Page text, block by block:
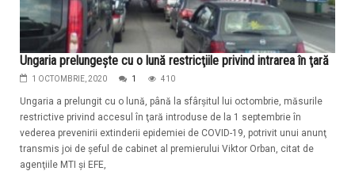
Ungaria prelungeşte cu o lună restricţiile privind intrarea în ţară
1 OCTOMBRIE, 2020 1 410
Ungaria a prelungit cu o lună, până la sfârşitul lui octombrie, măsurile
restrictive privind accesul în ţară introduse de la 1 septembrie în
vederea prevenirii extinderii epidemiei de COVID-19, potrivit unui anunţ
transmis joi de şeful de cabinet al premierului Viktor Orban, citat de
agenţiile MTI şi EFE,